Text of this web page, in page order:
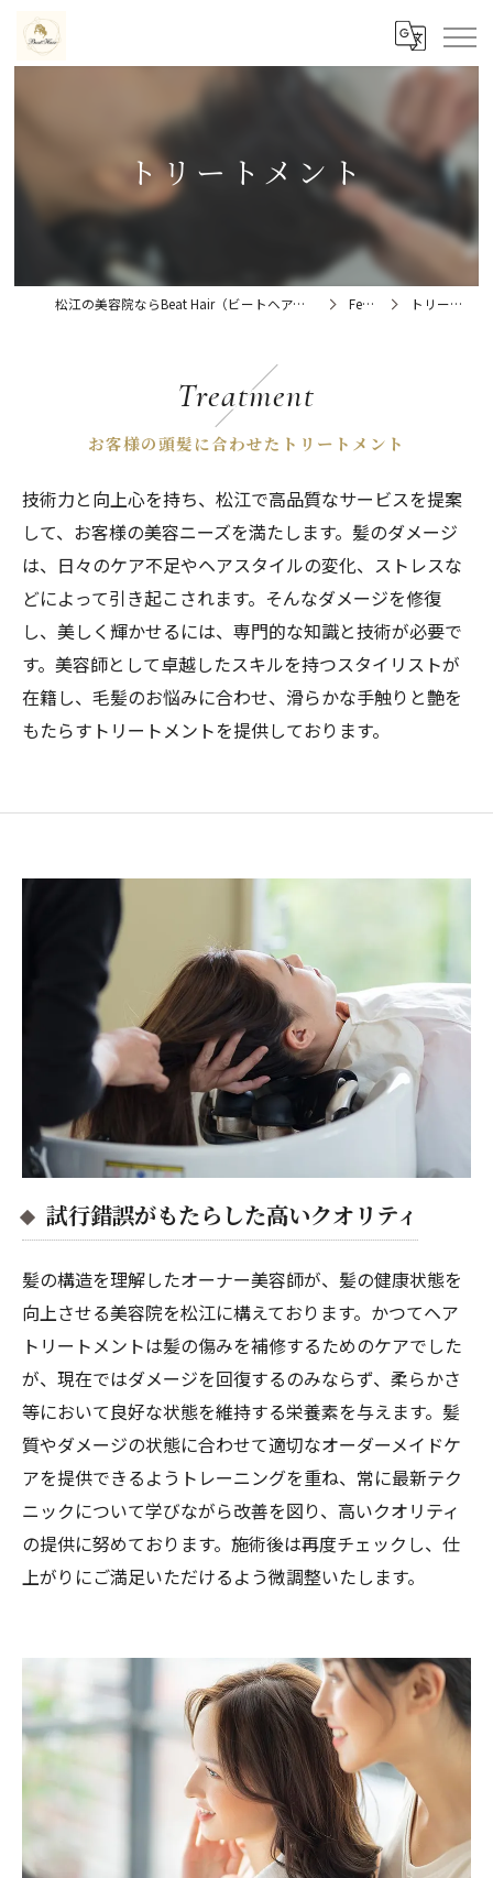
トリートメント
松江の美容院ならBeat Hair（ビートヘアー）髪質改善特化型サロン Feature トリートメント
お客様の頭髪に合わせたトリートメント
Treatment
技術力と向上心を持ち、松江で高品質なサービスを提案
して、お客様の美容ニーズを満たします。髪のダメージ
は、日々のケア不足やヘアスタイルの変化、ストレスな
どによって引き起こされます。そんなダメージを修復
し、美しく輝かせるには、専門的な知識と技術が必要で
す。美容師として卓越したスキルを持つスタイリストが
在籍し、毛髪のお悩みに合わせ、滑らかな手触りと艶を
もたらすトリートメントを提供しております。
試行錯誤がもたらした高いクオリティ
髪の構造を理解したオーナー美容師が、髪の健康状態を
向上させる美容院を松江に構えております。かつてヘア
トリートメントは髪の傷みを補修するためのケアでした
が、現在ではダメージを回復するのみならず、柔らかさ
等において良好な状態を維持する栄養素を与えます。髪
質やダメージの状態に合わせて適切なオーダーメイドケ
アを提供できるようトレーニングを重ね、常に最新テク
ニックについて学びながら改善を図り、高いクオリティ
の提供に努めております。施術後は再度チェックし、仕
上がりにご満足いただけるよう微調整いたします。